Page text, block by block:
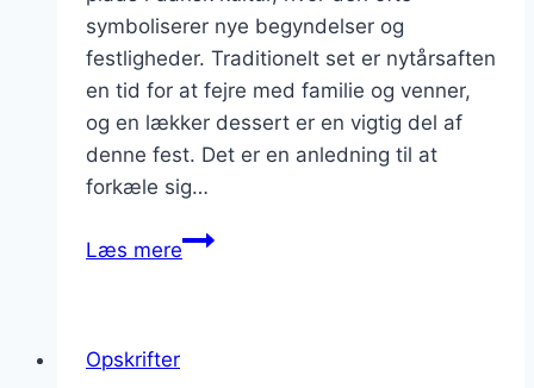
symboliserer nye begyndelser og
festligheder. Traditionelt set er nytårsaften
en tid for at fejre med familie og venner,
og en lækker dessert er en vigtig del af
denne fest. Det er en anledning til at
forkæle sig…
Læs mereNytårsdessert
Opskrifter